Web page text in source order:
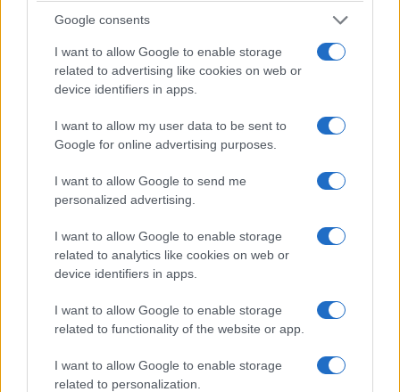
Google consents
I want to allow Google to enable storage
related to advertising like cookies on web or
device identifiers in apps.
I want to allow my user data to be sent to
Google for online advertising purposes.
I want to allow Google to send me
personalized advertising.
I want to allow Google to enable storage
related to analytics like cookies on web or
device identifiers in apps.
I want to allow Google to enable storage
related to functionality of the website or app.
I want to allow Google to enable storage
related to personalization.
18/11/2025
Έντυπα και διαδικτυακά Μέσα φιλοξένησαν κάποια σημεία από
δανειοληπτών σε ελβετικό φράγκο. Να σημειώσω εξαρχής ότι η
Ελλάδα είναι η μοναδική χώρα στην Ευρώπη που δεν έχει λάβει
καμία μέριμνα για αυτήν την κατηγορία δανειοληπτών. Παρ’ όλα
Διαβάστε Περισσότερα...